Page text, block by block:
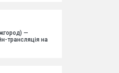
—
трансляція на